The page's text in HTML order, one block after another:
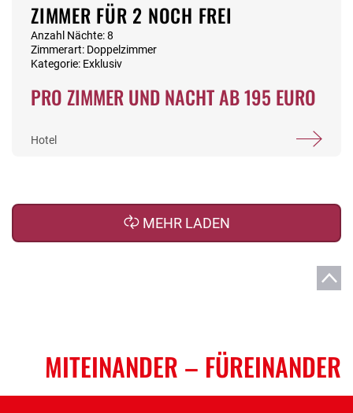
ZIMMER FÜR 2 NOCH FREI
Anzahl Nächte: 8
Zimmerart: Doppelzimmer
Kategorie: Exklusiv
PRO ZIMMER UND NACHT AB 195 EURO
Hotel
MEHR LADEN
MITEINANDER – FÜREINANDER